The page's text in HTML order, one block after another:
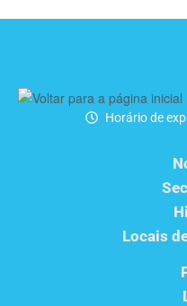
Horário de
Locais